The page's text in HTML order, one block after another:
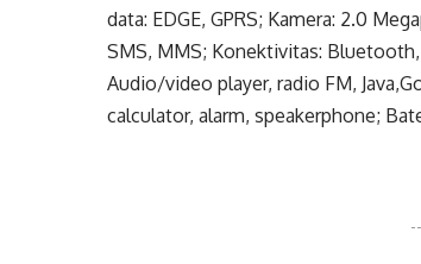
data: EDGE, GPRS; Kamera: 2.0
SMS, MMS; Konektivitas:
Audio/video player, radio FM,
calculator, alarm, speakerphone;